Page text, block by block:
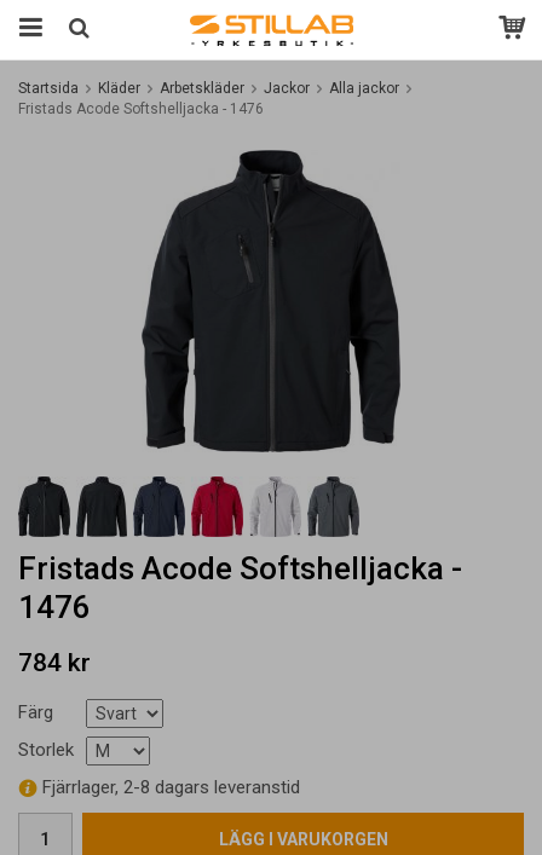
Startsida Kläder Arbetskläder Jackor
Alla jackor
Fristads Acode Softshelljacka - 1476
Fristads Acode Softshelljacka -
1476
784 kr
Färg
Storlek
Fjärrlager, 2-8 dagars leveranstid
LÄGG I VARUKORGEN